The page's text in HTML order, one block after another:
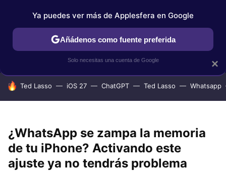
IPHONE TUTORIALES APPLESFERA SELECCIÓN
HOY SE HABLA DE
Ted Lasso iOS 27 ChatGPT Ted Lasso Whatsapp
¿WhatsApp se zampa la memoria
de tu iPhone? Activando este
ajuste ya no tendrás problema
×
Ya puedes ver más de Applesfera en Google
Añádenos como fuente preferida
Solo necesitas una cuenta de Google